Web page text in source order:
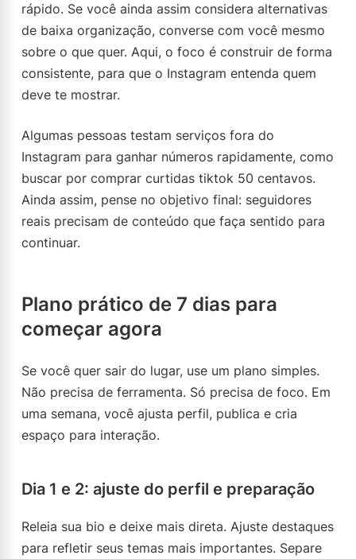
rápido. Se você ainda assim considera alternativas
de baixa organização, converse com você mesmo
sobre o que quer. Aqui, o foco é construir de forma
consistente, para que o Instagram entenda quem
deve te mostrar.
Algumas pessoas testam serviços fora do
Instagram para ganhar números rapidamente, como
buscar por comprar curtidas tiktok 50 centavos.
Ainda assim, pense no objetivo final: seguidores
reais precisam de conteúdo que faça sentido para
continuar.
Plano prático de 7 dias para
começar agora
Se você quer sair do lugar, use um plano simples.
Não precisa de ferramenta. Só precisa de foco. Em
uma semana, você ajusta perfil, publica e cria
espaço para interação.
Dia 1 e 2: ajuste do perfil e preparação
Releia sua bio e deixe mais direta. Ajuste destaques
para refletir seus temas mais importantes. Separe